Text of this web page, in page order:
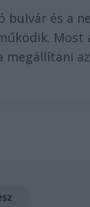
bulvár és a